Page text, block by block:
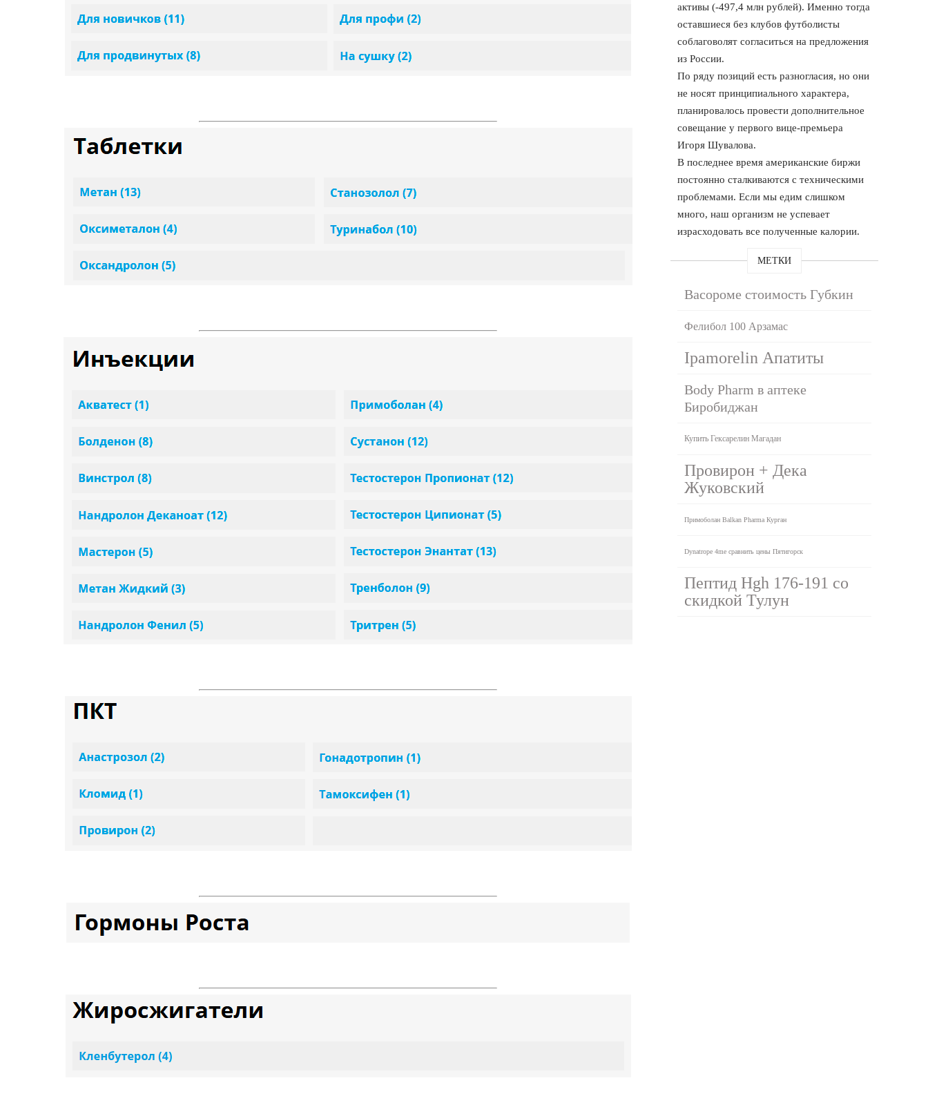
активы (-497,4 млн рублей). Именно тогда
оставшиеся без клубов футболисты
соблаговолят согласиться на предложения
из России.
По ряду позиций есть разногласия, но они
не носят принципиального характера,
планировалось провести дополнительное
совещание у первого вице-премьера
Игоря Шувалова.
В последнее время американские биржи
постоянно сталкиваются с техническими
проблемами. Если мы едим слишком
много, наш организм не успевает
израсходовать все полученные калории.
МЕТКИ
Васороме стоимость Губкин
Фелибол 100 Арзамас
Ipamorelin Апатиты
Body Pharm в аптеке
Биробиджан
Купить Гексарелин Магадан
Провирон + Дека
Жуковский
Примоболан Balkan Pharma Курган
Dynatrope 4me сравнить цены Пятигорск
Пептид Hgh 176-191 со
скидкой Тулун